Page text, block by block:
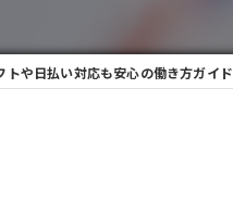
や日払い対応も安心の働き方ガイド